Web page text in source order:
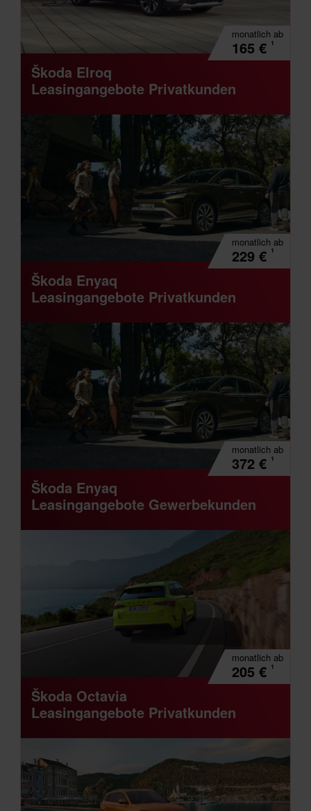
monatlich ab
165 € ¹
Škoda Elroq
Leasingangebote Privatkunden
monatlich ab
229 € ¹
Škoda Enyaq
Leasingangebote Privatkunden
monatlich ab
372 € ¹
Škoda Enyaq
Leasingangebote Gewerbekunden
monatlich ab
205 € ¹
Škoda Octavia
Leasingangebote Privatkunden